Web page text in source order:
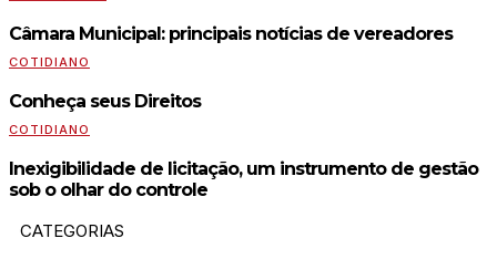
Câmara Municipal: principais notícias de vereadores
COTIDIANO
Conheça seus Direitos
COTIDIANO
Inexigibilidade de licitação, um instrumento de gestão
sob o olhar do controle
CATEGORIAS